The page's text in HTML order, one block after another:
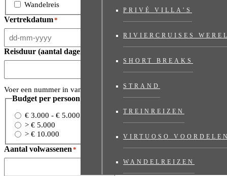
PRIVÉ VILLA’S
RIVIERCRUISES
SHORT BREAKS
STRAND
TREINREIZEN
VIRTUOSO
WANDELREIZEN
Wandelreis
Vertrekdatum*
Reisduur (aantal dagen)
Voer een nummer in van
Budget per persoon (exclusief internationale vluchten)
€ 3.000 - € 5.000
> € 5.000
> € 10.000
Aantal volwassenen*